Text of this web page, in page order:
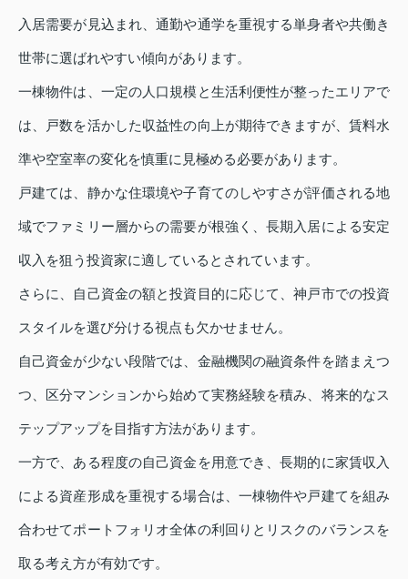
入居需要が見込まれ、通勤や通学を重視する単身者や共働き
世帯に選ばれやすい傾向があります。
一棟物件は、一定の人口規模と生活利便性が整ったエリアで
は、戸数を活かした収益性の向上が期待できますが、賃料水
準や空室率の変化を慎重に見極める必要があります。
戸建ては、静かな住環境や子育てのしやすさが評価される地
域でファミリー層からの需要が根強く、長期入居による安定
収入を狙う投資家に適しているとされています。
さらに、自己資金の額と投資目的に応じて、神戸市での投資
スタイルを選び分ける視点も欠かせません。
自己資金が少ない段階では、金融機関の融資条件を踏まえつ
つ、区分マンションから始めて実務経験を積み、将来的なス
テップアップを目指す方法があります。
一方で、ある程度の自己資金を用意でき、長期的に家賃収入
による資産形成を重視する場合は、一棟物件や戸建てを組み
合わせてポートフォリオ全体の利回りとリスクのバランスを
取る考え方が有効です。